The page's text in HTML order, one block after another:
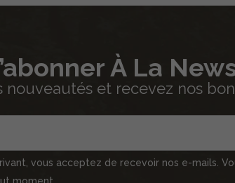
À La
nouveautés et recevez nos
vous acceptez de recevoir nos e-mails.